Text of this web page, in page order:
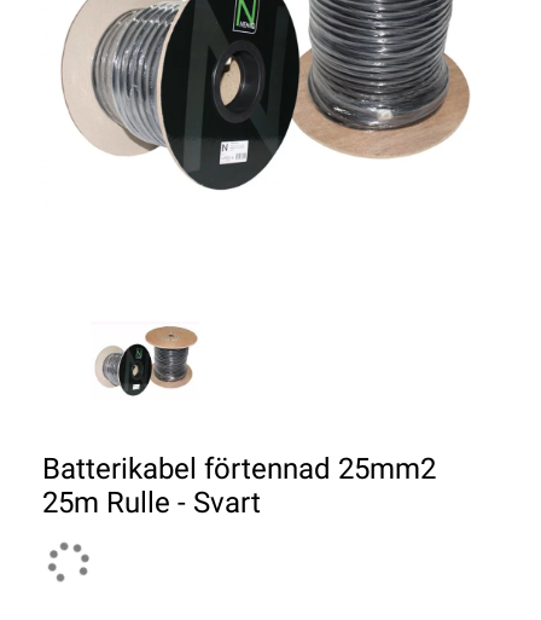
Batterikabel förtennad 25mm2
25m Rulle - Svart